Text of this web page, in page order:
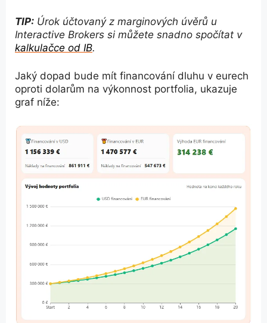
TIP: Úrok účtovaný z marginových úvěrů u
Interactive Brokers si můžete snadno spočítat v
kalkulačce od IB.
Jaký dopad bude mít financování dluhu v eurech
oproti dolarům na výkonnost portfolia, ukazuje
graf níže: